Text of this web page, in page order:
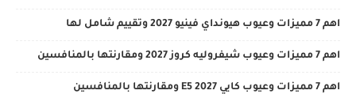
اهم 7 مميزات وعيوب هيونداي فينيو 2027 وتقييم شامل لها
اهم 7 مميزات وعيوب شيفروليه كروز 2027 ومقارنتها بالمنافسين
اهم 7 مميزات وعيوب كايي E5 2027 ومقارنتها بالمنافسين